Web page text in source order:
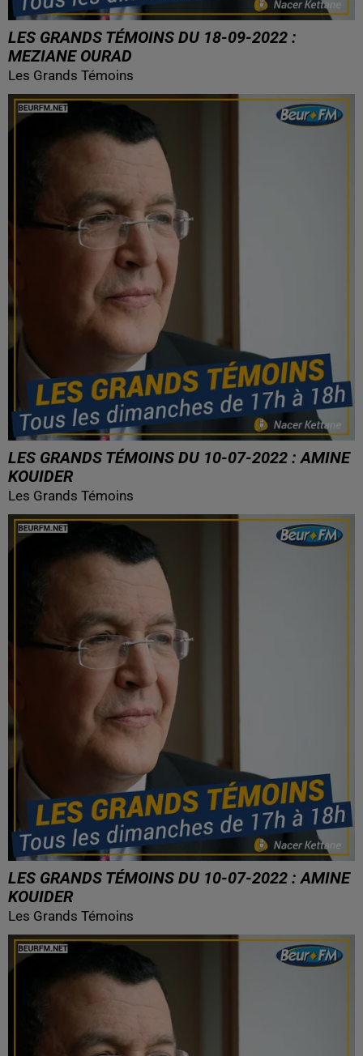
LES GRANDS TÉMOINS DU 18-09-2022 :
MEZIANE OURAD
Les Grands Témoins
LES GRANDS TÉMOINS DU 10-07-2022 : AMINE
KOUIDER
Les Grands Témoins
LES GRANDS TÉMOINS DU 10-07-2022 : AMINE
KOUIDER
Les Grands Témoins